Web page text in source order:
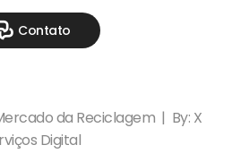
Contato
da Reciclagem | By: X
Digital